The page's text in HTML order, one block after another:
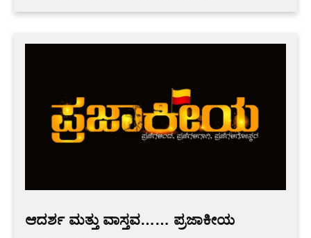
ಆದರ್ಶ ಮತ್ತು ವಾಸ್ತವ…… ಪ್ರಜಾಕೀಯ